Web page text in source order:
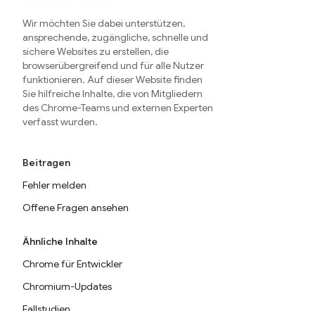
Wir möchten Sie dabei unterstützen,
ansprechende, zugängliche, schnelle und
sichere Websites zu erstellen, die
browserübergreifend und für alle Nutzer
funktionieren. Auf dieser Website finden
Sie hilfreiche Inhalte, die von Mitgliedern
des Chrome-Teams und externen Experten
verfasst wurden.
Beitragen
Fehler melden
Offene Fragen ansehen
Ähnliche Inhalte
Chrome für Entwickler
Chromium-Updates